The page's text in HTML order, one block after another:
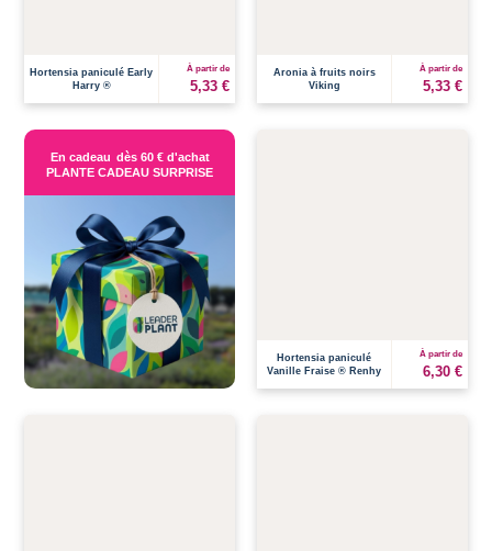
Hortensia paniculé Early
Harry ®
À partir de
5,33 €
Aronia à fruits noirs
Viking
À partir de
5,33 €
En cadeau dès 60 € d'achat
PLANTE CADEAU SURPRISE
Hortensia paniculé
Vanille Fraise ® Renhy
À partir de
6,30 €